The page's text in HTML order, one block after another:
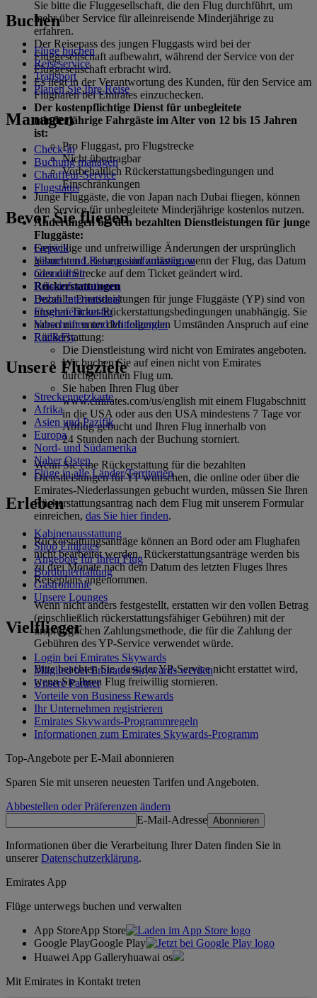
Sie bitte die Fluggesellschaft, die den Flug durchführt, um
mehr über Service für alleinreisende Minderjährige zu
erfahren.
Der Reisepass des jungen Fluggasts wird bei der
Fluggesellschaft aufbewahrt, während der Service von der
Fluggesellschaft erbracht wird.
Es liegt in der Verantwortung des Kunden, für den Service am
Flughafen bei Emirates einzuchecken.
Der kostenpflichtige Dienst für unbegleitete
minderjährige Fahrgäste im Alter von 12 bis 15 Jahren
ist:
Pro Fluggast, pro Flugstrecke
Nicht übertragbar
Vorbehaltlich Rückerstattungsbedingungen und
Einschränkungen
Junge Fluggäste, die von Japan nach Dubai fliegen, können
den Service für unbegleitete Minderjährige kostenlos nutzen.
Änderungen bei den bezahlten Dienstleistungen für junge
Fluggäste:
Freiwillige und unfreiwillige Änderungen der ursprünglich
gebuchten Leistung sind zulässig, wenn der Flug, das Datum
oder die Strecke auf dem Ticket geändert wird.
Rückerstattungen
Bezahlte Dienstleistungen für junge Fluggäste (YP) sind von
unseren Ticket-Rückerstattungsbedingungen unabhängig. Sie
haben nur unter den folgenden Umständen Anspruch auf eine
Rückerstattung:
Die Dienstleistung wird nicht von Emirates angeboten.
Wir buchen Sie auf einen nicht von Emirates
durchgeführten Flug um.
Sie haben Ihren Flug über
www.emirates.com/us/english mit einem Flugabschnitt
in die USA oder aus den USA mindestens 7 Tage vor
Abflug gebucht und Ihren Flug innerhalb von
24 Stunden nach der Buchung storniert.
Wenn Sie eine Rückerstattung für die bezahlten
Dienstleistungen für YP wünschen, die online oder über die
Emirates-Niederlassungen gebucht wurden, müssen Sie Ihren
Rückerstattungsantrag nach dem Flug mit unserem Formular
einreichen, das Sie hier finden.
Rückerstattungsanträge können an Bord oder am Flughafen
nicht bearbeitet werden. Rückerstattungsanträge werden bis
zu drei Monate nach dem Datum des letzten Fluges Ihres
Reiseplans angenommen.
Wenn nicht anders festgestellt, erstatten wir den vollen Betrag
(einschließlich rückerstattungsfähiger Gebühren) mit der
ursprünglichen Zahlungsmethode, die für die Zahlung der
Gebühren des YP-Service verwendet würde.
Bitte beachten Sie, dass der YP-Service nicht erstattet wird,
wenn Sie Ihren Flug freiwillig stornieren.
Buchen
Flüge buchen
Reiseservice
Transport
Planen Sie Ihre Reise
Managen
Check-in
Buchung managen
Chauffeur-Service
Flugstatus
Bevor Sie fliegen
Gepäck
Visum- und Reisepassinformationen
Gesundheit
Reiseinformationen
Dubai International
Flughafentransfer
Vorschriften und Mitteilungen
Rail&Fly
Unsere Flugziele
Streckennetzkarte
Afrika
Asien und Pazifik
Europa
Nord- und Südamerika
Naher Osten
Flüge in alle Länder/Territorien
Erleben
Kabinenausstattung
Shop Emirates
Angebote für Ihren Flug
Bordunterhaltung
Gastronomie
Unsere Lounges
Vielflieger
Login bei Emirates Skywards
Mitglied bei Emirates Skywards werden
Unsere Partner
Vorteile von Business Rewards
Ihr Unternehmen registrieren
Emirates Skywards-Programmregeln
Informationen zum Emirates Skywards-Programm
Top-Angebote per E-Mail abonnieren
Sparen Sie mit unseren neuesten Tarifen und Angeboten.
Abbestellen oder Präferenzen ändern
E-Mail-Adresse Abonnieren
Informationen über die Verarbeitung Ihrer Daten finden Sie in
unsererDatenschutzerklärung.
Emirates App
Flüge unterwegs buchen und verwalten
App StoreApp Store
Google PlayGoogle Play
Huawei App Galleryhuawai os
Mit Emirates in Kontakt treten